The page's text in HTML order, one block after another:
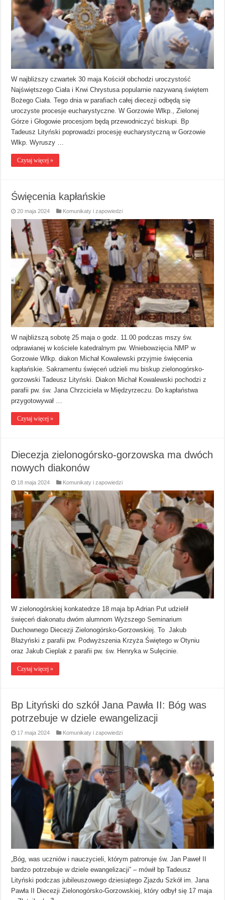
W najbliższy czwartek 30 maja Kościół obchodzi uroczystość
Najświętszego Ciała i Krwi Chrystusa popularnie nazywaną świętem
Bożego Ciała. Tego dnia w parafiach całej diecezji odbędą się
uroczyste procesje eucharystyczne. W Gorzowie Wlkp., Zielonej
Górze i Głogowie procesjom będą przewodniczyć biskupi. Bp
Tadeusz Lityński poprowadzi procesję eucharystyczną w Gorzowie
Wlkp. Wyruszy …
Czytaj więcej »
Święcenia kapłańskie
20 maja 2024 Komunikaty i zapowiedzi
W najbliższą sobotę 25 maja o godz. 11.00 podczas mszy św.
odprawianej w kościele katedralnym pw. Wniebowzięcia NMP w
Gorzowie Wlkp. diakon Michał Kowalewski przyjmie święcenia
kapłańskie. Sakramentu święceń udzieli mu biskup zielonogórsko-
gorzowski Tadeusz Lityński. Diakon Michał Kowalewski pochodzi z
parafii pw. św. Jana Chrzciciela w Międzyrzeczu. Do kapłaństwa
przygotowywał …
Czytaj więcej »
Diecezja zielonogórsko-gorzowska ma dwóch
nowych diakonów
18 maja 2024 Komunikaty i zapowiedzi
W zielonogórskiej konkatedrze 18 maja bp Adrian Put udzielił
święceń diakonatu dwóm alumnom Wyższego Seminarium
Duchownego Diecezji Zielonogórsko-Gorzowskiej. To Jakub
Błażyński z parafii pw. Podwyższenia Krzyża Świętego w Otyniu
oraz Jakub Cieplak z parafii pw. św. Henryka w Sulęcinie.
Czytaj więcej »
Bp Lityński do szkół Jana Pawła II: Bóg was
potrzebuje w dziele ewangelizacji
17 maja 2024 Komunikaty i zapowiedzi
„Bóg, was uczniów i nauczycieli, którym patronuje św. Jan Paweł II
bardzo potrzebuje w dziele ewangelizacji” – mówił bp Tadeusz
Lityński podczas jubileuszowego dziesiątego Zjazdu Szkół im. Jana
Pawła II Diecezji Zielonogórsko-Gorzowskiej, który odbył się 17 maja